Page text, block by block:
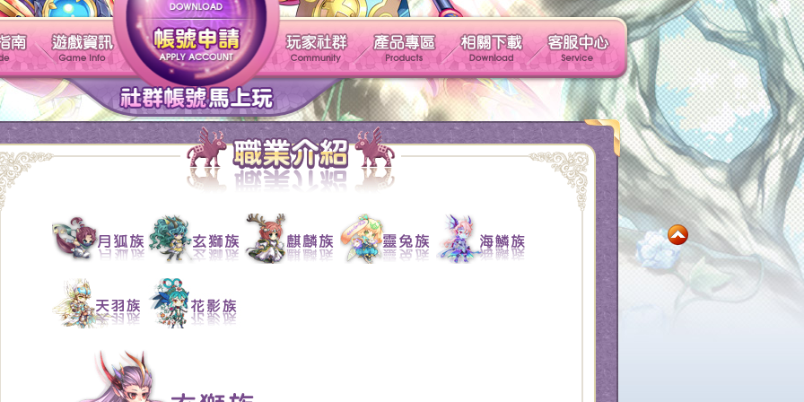
遊戲介紹 新手指南 遊戲資訊 玩家社群 產品專區 相關下載 客服中心
帳號申請
社群帳號馬上玩